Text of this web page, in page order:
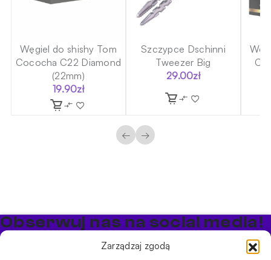
Zarządzaj zgodą
Węgiel do shishy Tom
Cococha C22 Diamond
(22mm)
19.90zł
Szczypce Dschinni
Tweezer Big
29.00zł
← →
Obserwuj nas na social media!
Bądź na bieżąco z promocjami i nowościami w sklepie